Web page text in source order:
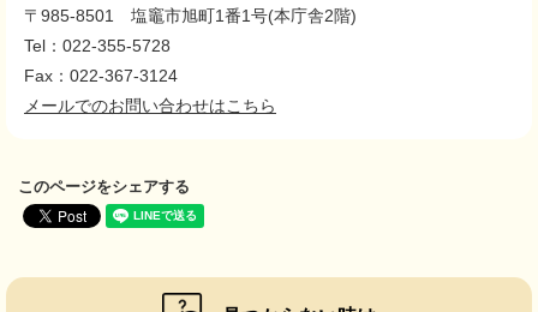
〒985-8501
塩竈市旭町1番1号(本庁舎2階)
Tel：022-355-5728
Fax：022-367-3124
メールでのお問い合わせはこちら
このページをシェアする